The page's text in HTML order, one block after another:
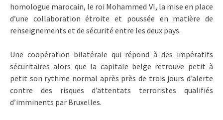
homologue marocain, le roi Mohammed VI, la mise en place
d’une collaboration étroite et poussée en matière de
renseignements et de sécurité entre les deux pays.
Une coopération bilatérale qui répond à des impératifs
sécuritaires alors que la capitale belge retrouve petit à
petit son rythme normal après près de trois jours d’alerte
contre des risques d’attentats terroristes qualifiés
d’imminents par Bruxelles.